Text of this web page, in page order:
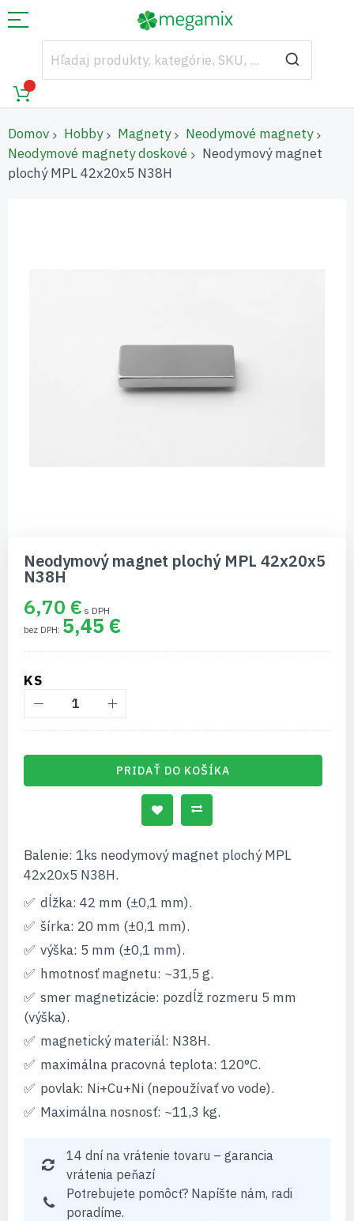
Domov Hobby Magnety
Neodymové magnety
Neodymové magnety doskové
Neodymový magnet
plochý MPL 42x20x5 N38H
začiatok
galérie
Neodymový magnet plochý MPL 42x20x5
N38H
6,70 €
5,45 €
KS
PRIDAŤ DO KOŠÍKA
Balenie: 1ks neodymový magnet plochý MPL
42x20x5 N38H.
dĺžka: 42 mm (±0,1 mm).
šírka: 20 mm (±0,1 mm).
výška: 5 mm (±0,1 mm).
hmotnosť magnetu: ~31,5 g.
smer magnetizácie: pozdĺž rozmeru 5 mm
(výška).
magnetický materiál: N38H.
maximálna pracovná teplota: 120°C.
povlak: Ni+Cu+Ni (nepoužívať vo vode).
Maximálna nosnosť: ~11,3 kg.
14 dní na vrátenie tovaru – garancia
vrátenia peňazí
Potrebujete pomôcť? Napíšte nám, radi
poradíme.